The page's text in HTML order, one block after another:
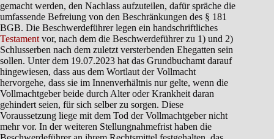
gemacht werden, den Nachlass aufzuteilen, dafür spräche die
umfassende Befreiung von den Beschränkungen des § 181
BGB. Die Beschwerdeführer legen ein handschriftliches
Testament vor, nach dem die Beschwerdeführer zu 1) und 2)
Schlusserben nach dem zuletzt versterbenden Ehegatten sein
sollen. Unter dem 19.07.2023 hat das Grundbuchamt darauf
hingewiesen, dass aus dem Wortlaut der Vollmacht
hervorgehe, dass sie im Innenverhältnis nur gelte, wenn die
Vollmachtgeber beide durch Alter oder Krankheit daran
gehindert seien, für sich selber zu sorgen. Diese
Voraussetzung liege mit dem Tod der Vollmachtgeber nicht
mehr vor. In der weiteren Stellungnahmefrist haben die